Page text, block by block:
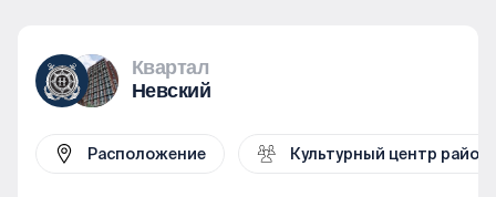
Квартал
Невский
Расположение Культурный центр